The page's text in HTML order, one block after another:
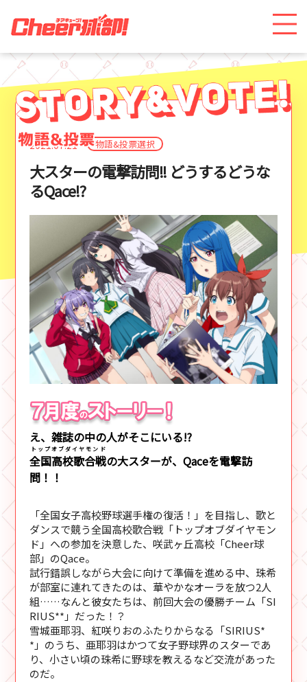
2021.07.21 物語&投票選択
大スターの電撃訪問!! どうするどうな
るQace!?
え、雑誌の中の人がそこにいる!?
全国高校歌合戦
トップオブダイヤモンド
の大スターが、Qaceを電撃訪
問！！
「全国女子高校野球選手権の復活！」を目指し、歌と
ダンスで競う全国高校歌合戦「トップオブダイヤモン
ド」への参加を決意した、咲武ヶ丘高校「Cheer球
部」のQace。
試行錯誤しながら大会に向けて準備を進める中、珠希
が部室に連れてきたのは、華やかなオーラを放つ2人
組……なんと彼女たちは、前回大会の優勝チーム「SI
RIUS**」だった！？
雪城亜耶羽、紅咲りおのふたりからなる「SIRIUS*
*」のうち、亜耶羽はかつて女子野球界のスターであ
り、小さい頃の珠希に野球を教えるなど交流があった
のだ。